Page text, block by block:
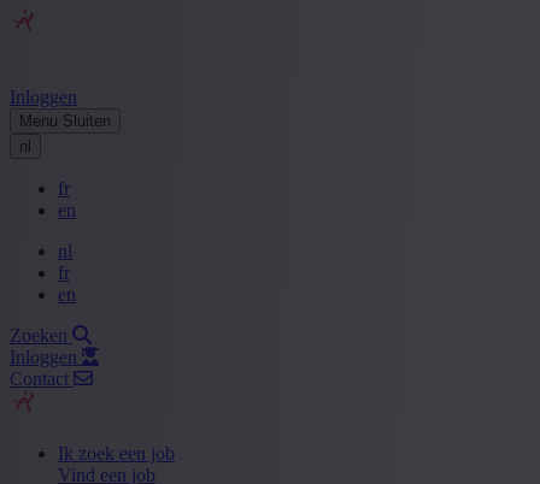
Inloggen
Menu Sluiten
nl
fr
en
nl
fr
en
Zoeken
Inloggen
Contact
Ik zoek een job
Vind een job